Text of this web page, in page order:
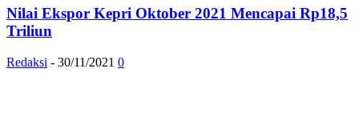
Nilai Ekspor Kepri Oktober 2021 Mencapai Rp18,5
Triliun
Redaksi - 30/11/2021 0